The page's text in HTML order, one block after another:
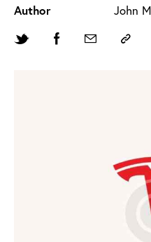
Author
John